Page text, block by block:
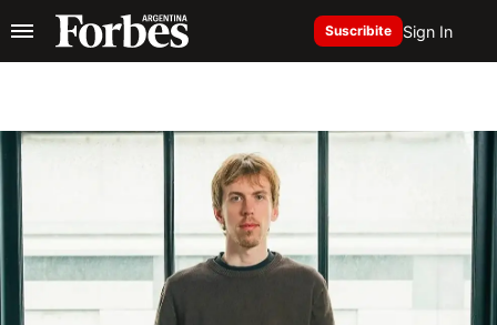
Suscribite Sign In